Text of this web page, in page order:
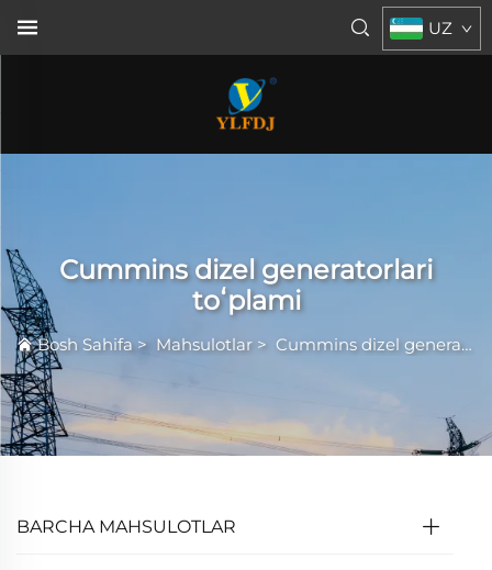
UZ
Cummins dizel generatorlari
toʻplami
Bosh Sahifa> Mahsulotlar > Cummins dizel generatorlari toʻplami
BARCHA MAHSULOTLAR